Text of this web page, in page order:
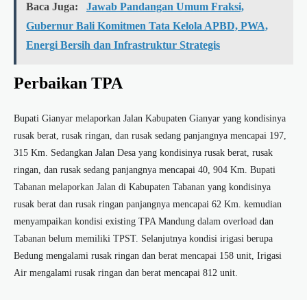
Baca Juga:
Jawab Pandangan Umum Fraksi,
Gubernur Bali Komitmen Tata Kelola APBD, PWA,
Energi Bersih dan Infrastruktur Strategis
Perbaikan TPA
Bupati Gianyar melaporkan Jalan Kabupaten Gianyar yang kondisinya
rusak berat, rusak ringan, dan rusak sedang panjangnya mencapai 197,
315 Km. Sedangkan Jalan Desa yang kondisinya rusak berat, rusak
ringan, dan rusak sedang panjangnya mencapai 40, 904 Km. Bupati
Tabanan melaporkan Jalan di Kabupaten Tabanan yang kondisinya
rusak berat dan rusak ringan panjangnya mencapai 62 Km. kemudian
menyampaikan kondisi existing TPA Mandung dalam overload dan
Tabanan belum memiliki TPST. Selanjutnya kondisi irigasi berupa
Bedung mengalami rusak ringan dan berat mencapai 158 unit, Irigasi
Air mengalami rusak ringan dan berat mencapai 812 unit.